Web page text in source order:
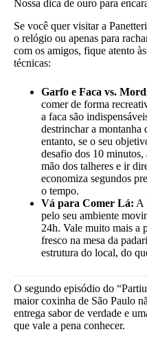
Nossa dica de ouro para
Se você quer visitar a
o relógio ou apenas para
com os amigos, fique atento
técnicas:
Garfo e Faca vs.
comer de forma
a faca são
destrinchar a
entanto, se o seu
desafio dos 10
mão dos talheres e ir
economiza segundos
o tempo.
Vá para Comer Lá: A
pelo seu ambiente
24h. Vale muito mais a
fresco na mesa da
estrutura do local, do
O segundo episódio do
maior coxinha de São Paulo
entrega sabor de verdade e
que vale a pena conhecer.